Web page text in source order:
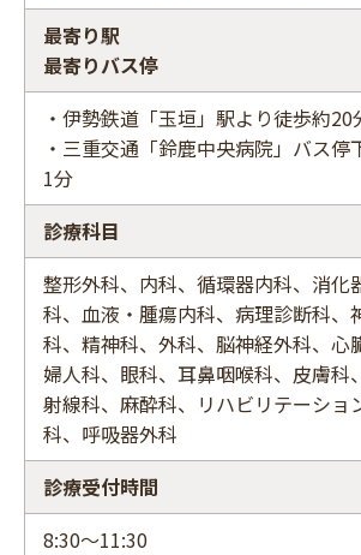
最寄り駅
最寄りバス停
・伊勢鉄道「玉垣」駅より徒歩約20
・三重交通「鈴鹿中央病院」バス停
1分
診療科目
整形外科、内科、循環器内科、消化
科、血液・腫瘍内科、病理診断科、
科、精神科、外科、脳神経外科、心
婦人科、眼科、耳鼻咽喉科、皮膚科
射線科、麻酔科、リハビリテーショ
科、呼吸器外科
診療受付時間
8:30～11:30